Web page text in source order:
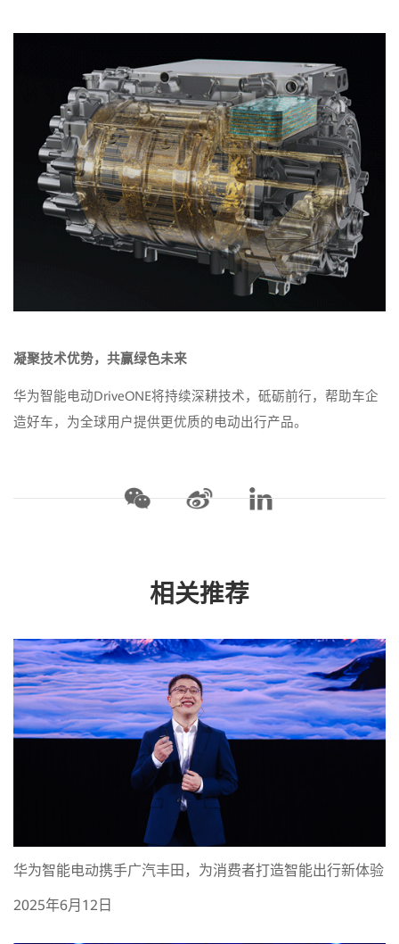
凝聚技术优势，共赢绿色未来
华为智能电动DriveONE将持续深耕技术，砥砺前行，帮助车企
造好车，为全球用户提供更优质的电动出行产品。
相关推荐
华为智能电动携手广汽丰田，为消费者打造智能出行新体验
2025年6月12日